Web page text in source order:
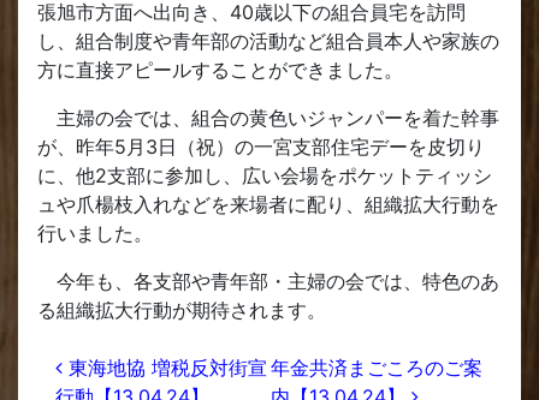
張旭市方面へ出向き、40歳以下の組合員宅を訪問
し、組合制度や青年部の活動など組合員本人や家族の
方に直接アピールすることができました。
主婦の会では、組合の黄色いジャンパーを着た幹事
が、昨年5月3日（祝）の一宮支部住宅デーを皮切り
に、他2支部に参加し、広い会場をポケットティッシ
ュや爪楊枝入れなどを来場者に配り、組織拡大行動を
行いました。
今年も、各支部や青年部・主婦の会では、特色のあ
る組織拡大行動が期待されます。
投稿ナビゲーション
東海地協 増税反対街宣 年金共済まごころのご案